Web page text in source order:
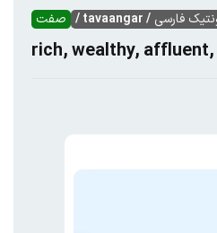
صفت فارسی / tavaangar /
rich, wealthy,